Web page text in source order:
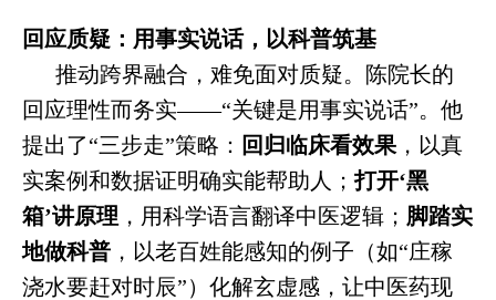
回应质疑：用事实说话，以科普筑基
推动跨界融合，难免面对质疑。陈院长的
回应理性而务实——“关键是用事实说话”。他
提出了“三步走”策略： 回归临床看效果 ，以真
实案例和数据证明确实能帮助人；打开‘黑
箱’讲原理 ，用科学语言翻译中医逻辑； 脚踏实
地做科普 ，以老百姓能感知的例子（如“庄稼
浇水要赶对时辰”）化解玄虚感，让中医药现